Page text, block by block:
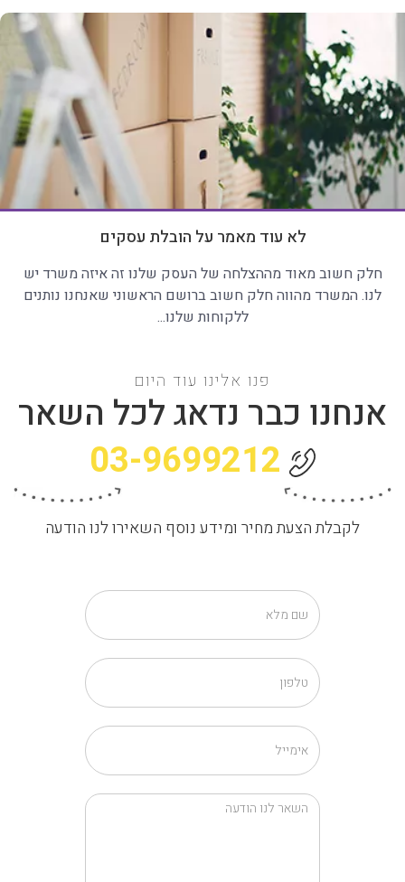
לא עוד מאמר על הובלת עסקים
חלק חשוב מאוד מההצלחה של העסק שלנו זה איזה משרד יש
לנו. המשרד מהווה חלק חשוב ברושם הראשוני שאנחנו נותנים
ללקוחות שלנו...
פנו אלינו עוד היום
אנחנו כבר נדאג לכל השאר
03-9699212
לקבלת הצעת מחיר ומידע נוסף השאירו לנו הודעה